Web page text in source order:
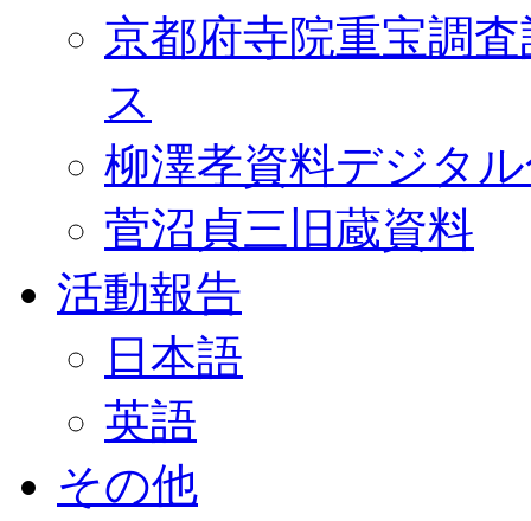
京都府寺院重宝調
ス
柳澤孝資料デジタ
菅沼貞三旧蔵資料
活動報告
日本語
英語
その他